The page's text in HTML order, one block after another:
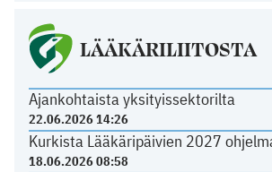
LÄÄKÄRILIITOSTA
Ajankohtaista yksityissektorilta
22.06.2026 14:26
Kurkista Lääkäripäivien 2027
18.06.2026 08:58